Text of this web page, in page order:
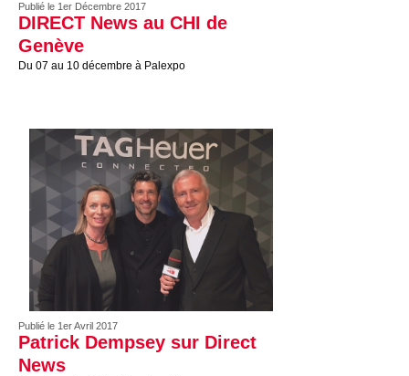
Publié le 1er Décembre 2017
DIRECT News au CHI de
Genève
Du 07 au 10 décembre à Palexpo
Publié le 1er Avril 2017
Patrick Dempsey sur Direct
News